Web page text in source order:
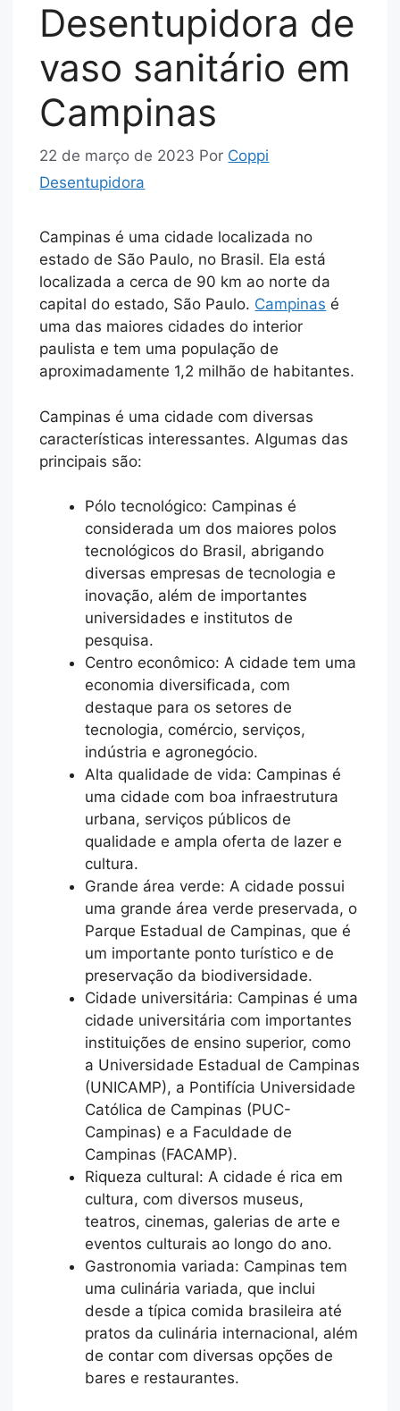
Desentupidora de
vaso sanitário em
Campinas
22 de março de 2023 Por Coppi
Desentupidora
Campinas é uma cidade localizada no
estado de São Paulo, no Brasil. Ela está
localizada a cerca de 90 km ao norte da
capital do estado, São Paulo. Campinas é
uma das maiores cidades do interior
paulista e tem uma população de
aproximadamente 1,2 milhão de habitantes.
Campinas é uma cidade com diversas
características interessantes. Algumas das
principais são:
Pólo tecnológico: Campinas é
considerada um dos maiores polos
tecnológicos do Brasil, abrigando
diversas empresas de tecnologia e
inovação, além de importantes
universidades e institutos de
pesquisa.
Centro econômico: A cidade tem uma
economia diversificada, com
destaque para os setores de
tecnologia, comércio, serviços,
indústria e agronegócio.
Alta qualidade de vida: Campinas é
uma cidade com boa infraestrutura
urbana, serviços públicos de
qualidade e ampla oferta de lazer e
cultura.
Grande área verde: A cidade possui
uma grande área verde preservada, o
Parque Estadual de Campinas, que é
um importante ponto turístico e de
preservação da biodiversidade.
Cidade universitária: Campinas é uma
cidade universitária com importantes
instituições de ensino superior, como
a Universidade Estadual de Campinas
(UNICAMP), a Pontifícia Universidade
Católica de Campinas (PUC-
Campinas) e a Faculdade de
Campinas (FACAMP).
Riqueza cultural: A cidade é rica em
cultura, com diversos museus,
teatros, cinemas, galerias de arte e
eventos culturais ao longo do ano.
Gastronomia variada: Campinas tem
uma culinária variada, que inclui
desde a típica comida brasileira até
pratos da culinária internacional, além
de contar com diversas opções de
bares e restaurantes.